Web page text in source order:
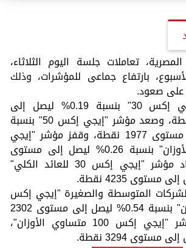
تعاملات جلسة اليوم الثلاثاء،
بارتفاع جماعى للمؤشرات، وذلك
على صعود.
ارتفع مؤشر "إيجي إكس 30" بنسبة 0.19% ليصل إلى
مستوى 10453 نقطة، وصعد مؤشر "إيجي إكس 50" بنسبة
0.15% ليصل إلى مستوى 1977 نقطة، وقفز مؤشر "إيجي
إكس 30 محدد الأوزان" بنسبة 0.26% ليصل إلى مستوى
12954 نقطة، وزاد مؤشر "إيجي إكس 30 للعائد الكلي"
المتوسطة والصغيرة "إيجي إكس
70 متساوي الأوزان" بنسبة 0.54% ليصل إلى مستوى 2302
نقطة، وصعد مؤشر "إيجي إكس 100 متساوي الأوزان"،